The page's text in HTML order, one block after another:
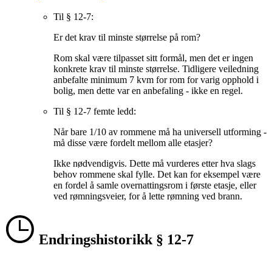
Til § 12-7:
Er det krav til minste størrelse på rom?
Rom skal være tilpasset sitt formål, men det er ingen
konkrete krav til minste størrelse. Tidligere veiledning
anbefalte minimum 7 kvm for rom for varig opphold i
bolig, men dette var en anbefaling - ikke en regel.
Til § 12-7 femte ledd:
Når bare 1/10 av rommene må ha universell utforming -
må disse være fordelt mellom alle etasjer?
Ikke nødvendigvis. Dette må vurderes etter hva slags
behov rommene skal fylle. Det kan for eksempel være
en fordel å samle overnattingsrom i første etasje, eller
ved rømningsveier, for å lette rømning ved brann.
Endringshistorikk § 12-7